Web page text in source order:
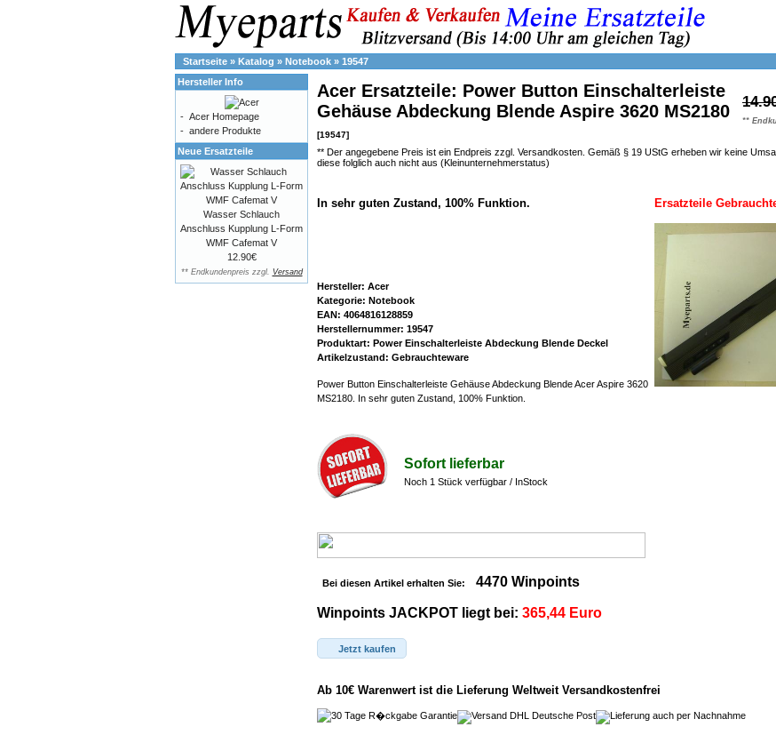
Startseite » Katalog » Notebook » 19547
**
Acer Ersatzteile: Power Button Einschalterleiste
Gehäuse Abdeckung Blende Aspire 3620 MS2180
[19547]
** Der angegebene Preis ist ein Endpreis zzgl. Versandkosten. Gemäß § 19 UStG erheben wir keine
diese folglich auch nicht aus (Kleinunternehmerstatus)
Ersatzteile
In sehr guten Zustand, 100% Funktion.
Hersteller: Acer
Kategorie: Notebook
EAN: 4064816128859
Herstellernummer: 19547
Produktart: Power Einschalterleiste Abdeckung Blende Deckel
Artikelzustand: Gebrauchteware
Power Button Einschalterleiste Gehäuse Abdeckung Blende Acer Aspire 3620
MS2180. In sehr guten Zustand, 100% Funktion.
Sofort lieferbar
Noch 1 Stück verfügbar / InStock
Bei diesen Artikel erhalten Sie: 4470 Winpoints
Winpoints JACKPOT liegt bei: 365,44 Euro
Jetzt kaufen
Ab 10€ Warenwert ist die Lieferung Weltweit Versandkostenfrei
Hersteller Info
- Acer Homepage
- andere Produkte
Neue Ersatzteile
Wasser Schlauch
Anschluss Kupplung L-Form
WMF Cafemat V
12.90€
** Endkundenpreis zzgl. Versand